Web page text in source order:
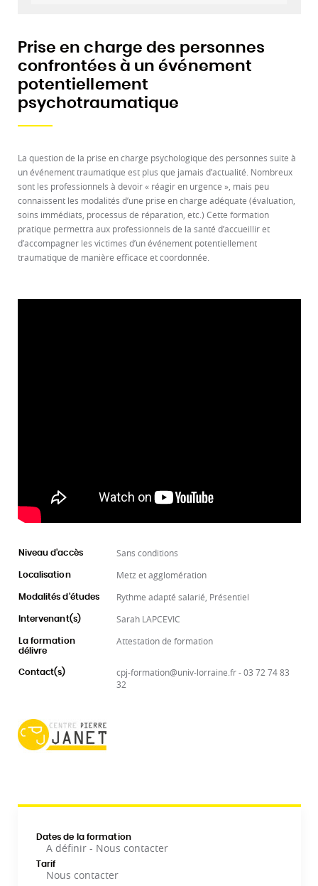
Prise en charge des personnes
confrontées à un événement
potentiellement
psychotraumatique
La question de la prise en charge psychologique des personnes suite à
un événement traumatique est plus que jamais d’actualité. Nombreux
sont les professionnels à devoir « réagir en urgence », mais peu
connaissent les modalités d’une prise en charge adéquate (évaluation,
soins immédiats, processus de réparation, etc.) Cette formation
pratique permettra aux professionnels de la santé d’accueillir et
d’accompagner les victimes d’un événement potentiellement
traumatique de manière efficace et coordonnée.
Niveau d'accès Sans conditions
Localisation Metz et agglomération
Modalités d'études Rythme adapté salarié, Présentiel
Intervenant(s) Sarah LAPCEVIC
La formation
délivre
Attestation de formation
Contact(s)
cpj-formation@univ-lorraine.fr - 03 72 74 83
32
Dates de la formation
A définir - Nous contacter
Tarif
Nous contacter